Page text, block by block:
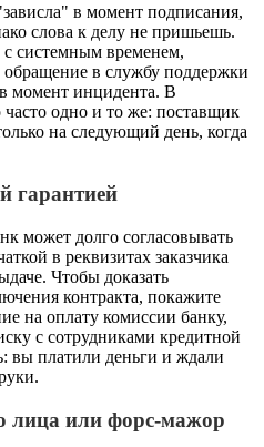
в момент подписания,
слова к делу не пришьешь.
системным временем,
в службу поддержки
момент инцидента. В
одно и то же: поставщик
на следующий день, когда
гарантией
может долго согласовывать
в реквизитах заказчика
Чтобы доказать
контракта, покажите
на оплату комиссии банку,
с сотрудниками кредитной
вы платили деньги и ждали
лица или форс-мажор